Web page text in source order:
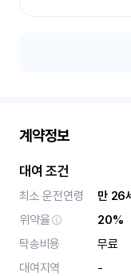
계약정보
대여 조건
최소 운전연령
만 26
위약율
20%
탁송비용
무료
대여지역
-